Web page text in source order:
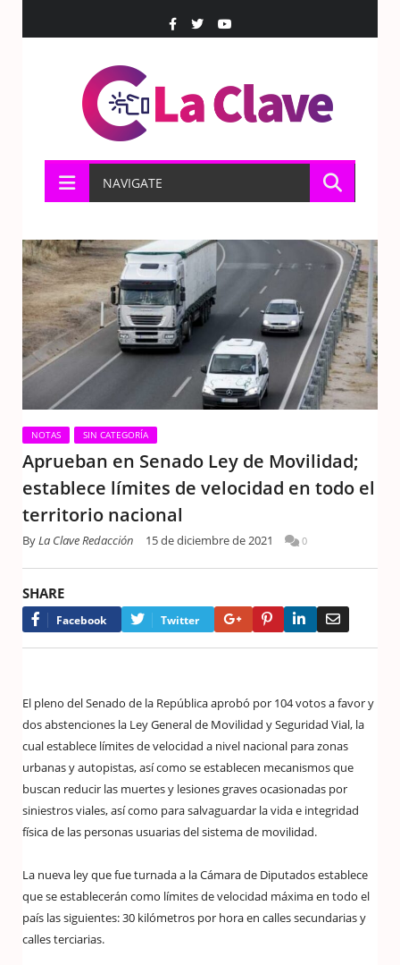
NAVIGATE
NOTAS SIN CATEGORÍA
Aprueban en Senado Ley de Movilidad;
establece límites de velocidad en todo el
territorio nacional
ByLa Clave Redacción 15 de diciembre de 2021 0
SHARE
Facebook Twitter Google+PinterestLinkedIn
El pleno del Senado de la República aprobó por 104 votos a favor y
dos abstenciones la Ley General de Movilidad y Seguridad Vial, la
cual establece límites de velocidad a nivel nacional para zonas
urbanas y autopistas, así como se establecen mecanismos que
buscan reducir las muertes y lesiones graves ocasionadas por
siniestros viales, así como para salvaguardar la vida e integridad
física de las personas usuarias del sistema de movilidad.
La nueva ley que fue turnada a la Cámara de Diputados establece
que se establecerán como límites de velocidad máxima en todo el
país las siguientes: 30 kilómetros por hora en calles secundarias y
calles terciarias.